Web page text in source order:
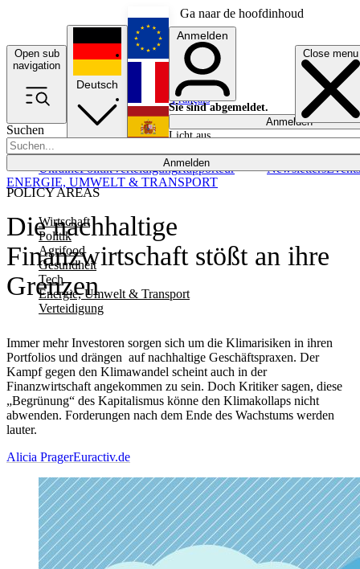
Ga naar de hoofdinhoud
Open sub
navigation
Close menu
Suchen
Anmelden
POLICY AREAS
Wirtschaft
Politik
Agrifood
Gesundheit
Tech
Energie, Umwelt & Transport
Verteidigung
UkrainePolitikVerteidigungRapporteur NewslettersEvents
Deutsch
English
Français
Anmelden
Sie sind abgemeldet.
Anmelden
Licht aus
Die nachhaltige
Finanzwirtschaft stößt an ihre
Grenzen
Immer mehr Investoren sorgen sich um die Klimarisiken in ihren
Portfolios und drängen auf nachhaltige Geschäftspraxen. Der
Kampf gegen den Klimawandel scheint auch in der
Finanzwirtschaft angekommen zu sein. Doch Kritiker sagen, diese
„Begrünung“ des Kapitalismus könne den Klimakollaps nicht
abwenden. Forderungen nach dem Ende des Wachstums werden
lauter.
ENERGIE, UMWELT & TRANSPORT
Alicia PragerEuractiv.de